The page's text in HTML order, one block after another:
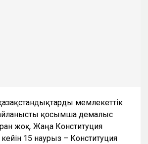
мемлекеттік
қосымша демалыс
жоқ. Жаңа Конституция
кейін 15 наурыз – Конституция